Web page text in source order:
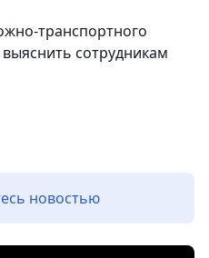
транспортного
сотрудникам
новостью